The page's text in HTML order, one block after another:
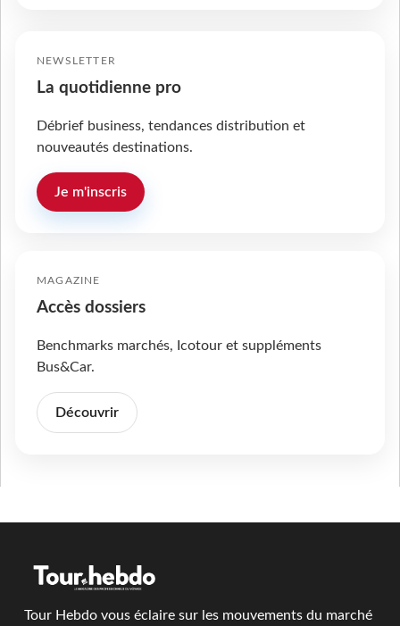
NEWSLETTER
La quotidienne pro
Débrief business, tendances distribution et
nouveautés destinations.
Je m'inscris
MAGAZINE
Accès dossiers
Benchmarks marchés, Icotour et suppléments
Bus&Car.
Découvrir
Tour Hebdo vous éclaire sur les mouvements du marché